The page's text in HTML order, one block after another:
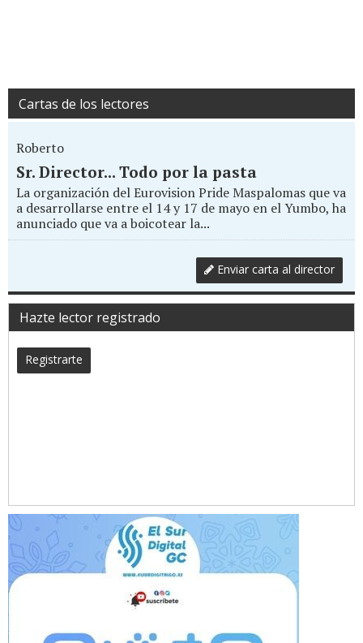
Cartas de los lectores
Roberto
Sr. Director... Todo por la pasta
La organización del Eurovision Pride Maspalomas que va
a desarrollarse entre el 14 y 17 de mayo en el Yumbo, ha
anunciado que va a boicotear la...
Enviar carta al director
Hazte lector registrado
Registrarte